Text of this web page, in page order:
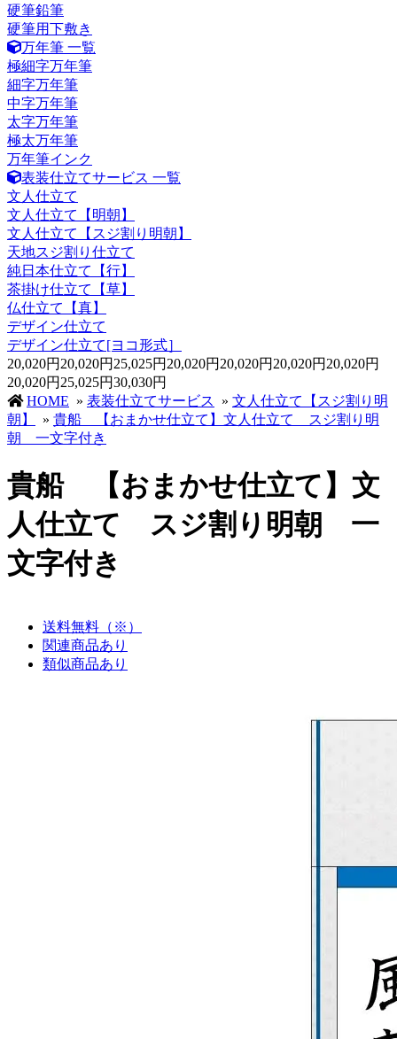
硬筆鉛筆
硬筆用下敷き
万年筆 一覧
極細字万年筆
細字万年筆
中字万年筆
太字万年筆
極太万年筆
万年筆インク
表装仕立てサービス 一覧
文人仕立て
文人仕立て【明朝】
文人仕立て【スジ割り明朝】
天地スジ割り仕立て
純日本仕立て【行】
茶掛け仕立て【草】
仏仕立て【真】
デザイン仕立て
デザイン仕立て[ヨコ形式］
20,020円 20,020円 25,025円 20,020円 20,020円 20,020円 20,020円
20,020円 25,025円30,030円
HOME » 表装仕立てサービス » 文人仕立て【スジ割り明
朝】
» 貴船 【おまかせ仕立て】文人仕立て スジ割り明
朝 一文字付き
貴船 【おまかせ仕立て】文
人仕立て スジ割り明朝 一
文字付き
送料無料（※）
関連商品あり
類似商品あり